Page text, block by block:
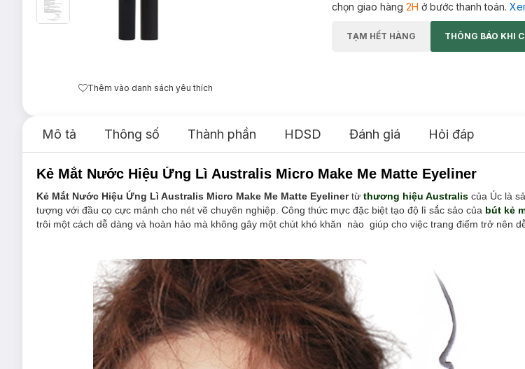
Thêm vào danh sách yêu thích
chọn giao hàng 2H ở bước thanh toán.
TẠM HẾT HÀNG THÔNG BÁO KHI
Mô tả Thông số Thành phần HDSD Đánh giá Hỏi đáp
Kẻ Mắt Nước Hiệu Ứng Lì Australis Micro Make Me Matte Eyeliner
Kẻ Mắt Nước Hiệu Ứng Lì Australis Micro Make Me Matte Eyeliner từ thương hiệu Australis của Úc là
tượng với đầu cọ cực mảnh cho nét vẽ chuyên nghiệp. Công thức mực đặc biệt tạo độ lì sắc sảo của bút kẻ
trôi một cách dễ dàng và hoàn hảo mà không gây một chút khó khăn nào giúp cho việc trang điểm trở nên